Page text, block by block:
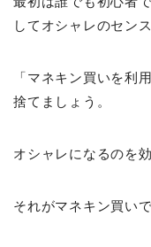
してオシャレのセン
「マネキン買いを利
捨てましょう。
オシャレになるのを
それがマネキン買いで